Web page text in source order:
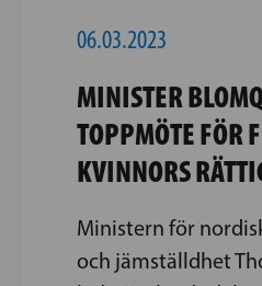
06.03.2023
MINISTER
TOPPMÖTE FÖR
KVINNORS
Ministern för
och jämställdhet